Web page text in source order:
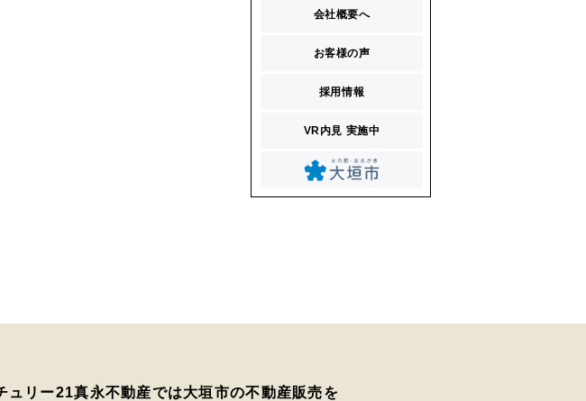
会社概要へ
お客様の声
採用情報
VR内見 実施中
ュリー21真永不動産では大垣市の不動産販売を